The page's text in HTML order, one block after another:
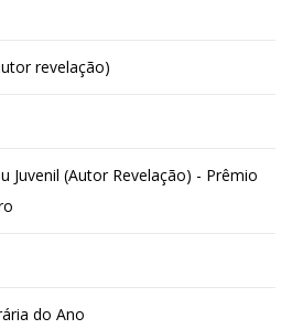
revelação)
Juvenil (Autor Revelação) - Prêmio
do Ano